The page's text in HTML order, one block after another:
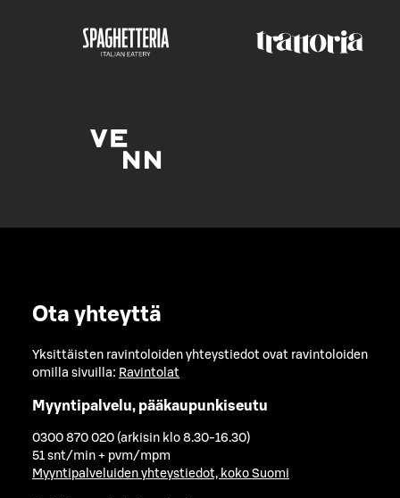
Ota yhteyttä
Yksittäisten ravintoloiden yhteystiedot ovat ravintoloiden
omilla sivuilla: Ravintolat
Myyntipalvelu, pääkaupunkiseutu
0300 870 020 (arkisin klo 8.30-16.30)
51 snt/min + pvm/mpm
Myyntipalveluiden yhteystiedot, koko Suomi